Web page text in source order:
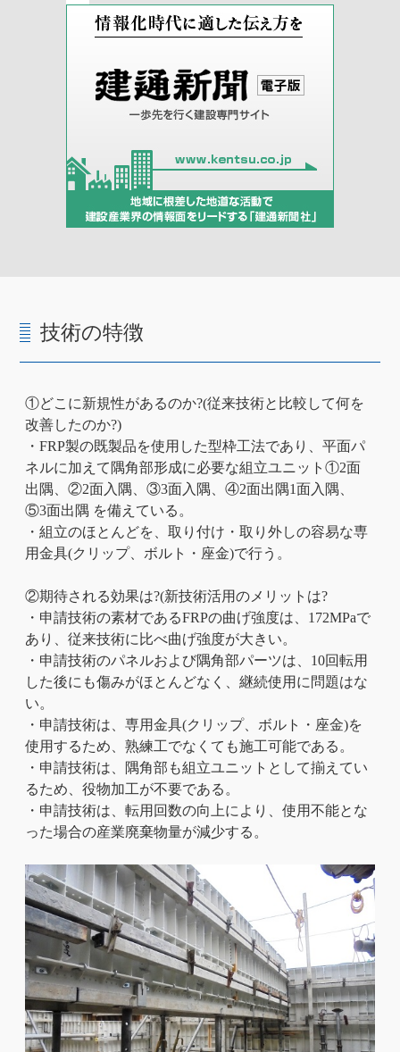
技術の特徴
①どこに新規性があるのか?(従来技術と比較して何を
改善したのか?)
・FRP製の既製品を使用した型枠工法であり、平面パ
ネルに加えて隅角部形成に必要な組立ユニット①2面
出隅、②2面入隅、③3面入隅、④2面出隅1面入隅、
⑤3面出隅 を備えている。
・組立のほとんどを、取り付け・取り外しの容易な専
用金具(クリップ、ボルト・座金)で行う。
②期待される効果は?(新技術活用のメリットは?
・申請技術の素材であるFRPの曲げ強度は、172MPaで
あり、従来技術に比べ曲げ強度が大きい。
・申請技術のパネルおよび隅角部パーツは、10回転用
した後にも傷みがほとんどなく、継続使用に問題はな
い。
・申請技術は、専用金具(クリップ、ボルト・座金)を
使用するため、熟練工でなくても施工可能である。
・申請技術は、隅角部も組立ユニットとして揃えてい
るため、役物加工が不要である。
・申請技術は、転用回数の向上により、使用不能とな
った場合の産業廃棄物量が減少する。